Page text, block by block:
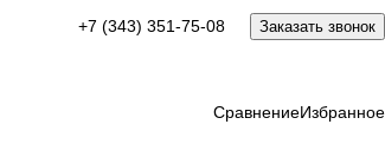
+7 (343) 351-75-08 Заказать звонок
СравнениеИзбранное
Оставить заявку